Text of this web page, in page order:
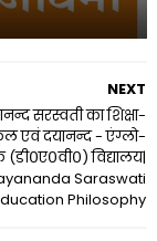
NEXT
सरस्वती का शिक्षा-
एवं दयानन्द - एंग्लो-
(डी०ए०वी०) विद्यालय|
Saraswati
Philosophy